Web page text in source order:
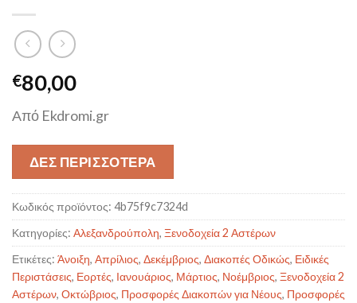
€80,00
Από Ekdromi.gr
ΔΕΣ ΠΕΡΙΣΣΟΤΕΡΑ
Κωδικός προϊόντος: 4b75f9c7324d
Κατηγορίες: Αλεξανδρούπολη, Ξενοδοχεία 2 Αστέρων
Ετικέτες: Άνοιξη, Απρίλιος, Δεκέμβριος, Διακοπές Οδικώς, Ειδικές
Περιστάσεις, Εορτές, Ιανουάριος, Μάρτιος, Νοέμβριος, Ξενοδοχεία 2
Αστέρων, Οκτώβριος, Προσφορές Διακοπών για Νέους, Προσφορές